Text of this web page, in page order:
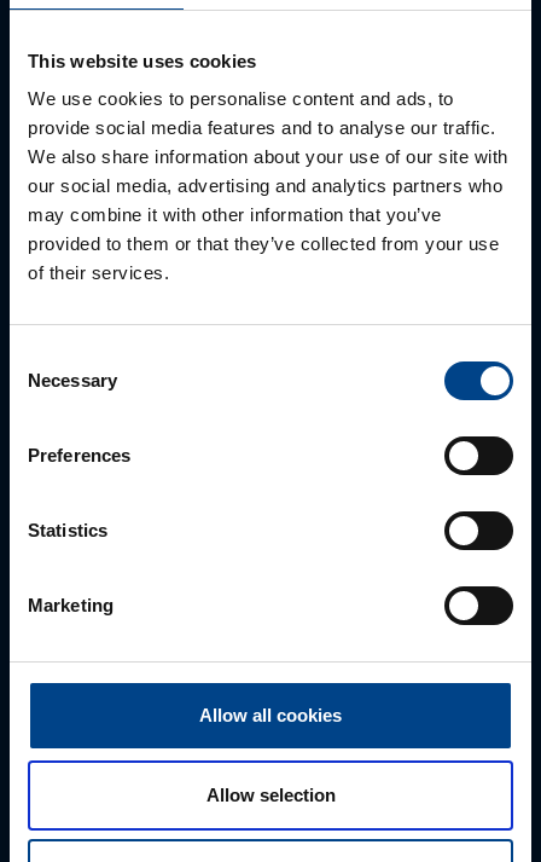
This website uses cookies
We use cookies to personalise content and ads, to
provide social media features and to analyse our traffic.
We also share information about your use of our site with
our social media, advertising and analytics partners who
may combine it with other information that you’ve
provided to them or that they’ve collected from your use
of their services.
Selection
Necessary
Preferences
Statistics
Marketing
Allow all cookies
Allow selection
Autamme mielellämme, jotta löydämme sinulle
parhaan ratkaisun. Otathan yhteyttä puhelimitse,
sähköpostitse tai verkkolomakkeen kautta.
ALUEMYYNTIPÄÄLLIKKÖ, LÄNSI-SUOMI
+358 50 596 7006